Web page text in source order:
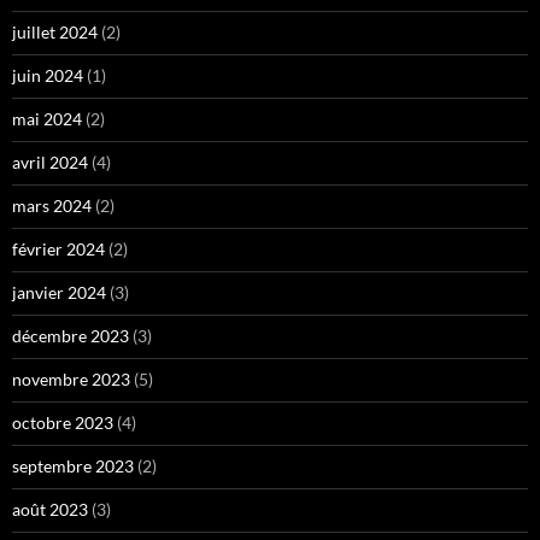
juillet 2024 (2)
juin 2024 (1)
mai 2024 (2)
avril 2024 (4)
mars 2024 (2)
février 2024 (2)
janvier 2024 (3)
décembre 2023 (3)
novembre 2023 (5)
octobre 2023 (4)
septembre 2023 (2)
août 2023 (3)